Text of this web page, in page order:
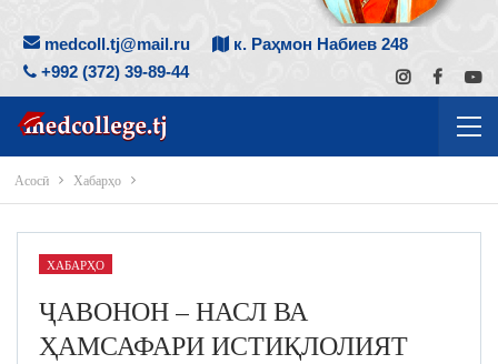
medcoll.tj@mail.ru
к. Раҳмон Набиев 248
+992 (372) 39-89-44
Асосӣ Хабарҳо
ХАБАРҲО
ҶАВОНОН – НАСЛ ВА
ҲАМСАФАРИ ИСТИҚЛОЛИЯТ